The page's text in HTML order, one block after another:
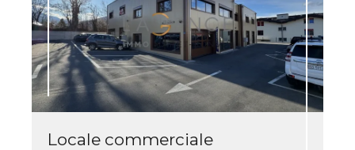
Locale commerciale